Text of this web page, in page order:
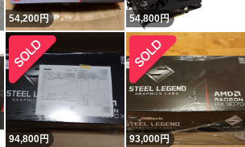
54,200円 54,800円
94,800円 93,000円